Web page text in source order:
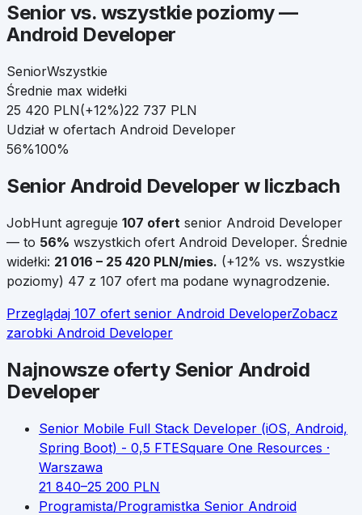
Senior vs. wszystkie poziomy —
Android Developer
SeniorWszystkie
Średnie max widełki
25 420 PLN(+12%)22 737 PLN
Udział w ofertach Android Developer
56%100%
Senior Android Developer w liczbach
JobHunt agreguje 107 ofert senior Android Developer
— to 56% wszystkich ofert Android Developer. Średnie
widełki: 21 016 – 25 420 PLN/mies. (+12% vs. wszystkie
poziomy) 47 z 107 ofert ma podane wynagrodzenie.
Przeglądaj 107 ofert senior Android DeveloperZobacz
zarobki Android Developer
Najnowsze oferty Senior Android
Developer
Senior Mobile Full Stack Developer (iOS, Android,
Spring Boot) - 0,5 FTESquare One Resources ·
Warszawa
21 840–25 200 PLN
Programista/Programistka Senior Android